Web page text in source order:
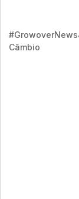
Câmbio